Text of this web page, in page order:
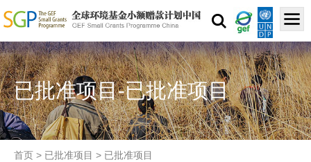
已批准项目-已批准项目
首页 > 已批准项目 > 已批准项目